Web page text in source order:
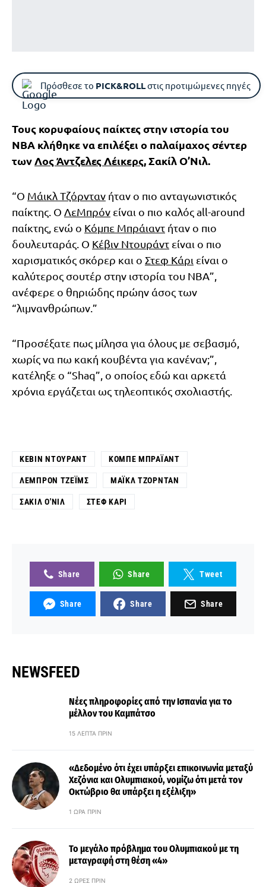
Πρόσθεσε το PICK&ROLLστις προτιμώμενες πηγές
Τους κορυφαίους παίκτες στην ιστορία του
NBA κλήθηκε να επιλέξει ο παλαίμαχος σέντερ
των Λος Άντζελες Λέικερς, Σακίλ Ο’Νιλ.
“Ο Μάικλ Τζόρνταν ήταν ο πιο ανταγωνιστικός
παίκτης. Ο ΛεΜπρόν είναι ο πιο καλός all-around
παίκτης, ενώ ο Κόμπε Μπράιαντ ήταν ο πιο
δουλευταράς. Ο Κέβιν Ντουράντ είναι ο πιο
χαρισματικός σκόρερ και ο Στεφ Κάρι είναι ο
καλύτερος σουτέρ στην ιστορία του ΝΒΑ”,
ανέφερε ο θηριώδης πρώην άσος των
“λιμνανθρώπων.”
“Προσέξατε πως μίλησα για όλους με σεβασμό,
χωρίς να πω κακή κουβέντα για κανέναν;”,
κατέληξε ο “Shaq”, ο οποίος εδώ και αρκετά
χρόνια εργάζεται ως τηλεοπτικός σχολιαστής.
ΚΈΒΙΝ ΝΤΟΥΡΆΝΤ ΚΌΜΠΕ ΜΠΡΆΙΑΝΤ
ΛΕΜΠΡΌΝ ΤΖΈΙΜΣ ΜΆΙΚΛ ΤΖΌΡΝΤΑΝ
ΣΑΚΊΛ Ο'ΝΙΛ ΣΤΕΦ ΚΆΡΙ
Share Share Tweet
Share Share Share
NEWSFEED
Νέες πληροφορίες από την Ισπανία για το
μέλλον του Καμπάτσο
15 ΛΕΠΤΆ ΠΡΙΝ
«Δεδομένο ότι έχει υπάρξει επικοινωνία μεταξύ
Χεζόνια και Ολυμπιακού, νομίζω ότι μετά τον
Οκτώβριο θα υπάρξει η εξέλιξη»
1 ΏΡΑ ΠΡΙΝ
Το μεγάλο πρόβλημα του Ολυμπιακού με τη
μεταγραφή στη θέση «4»
2 ΏΡΕΣ ΠΡΙΝ